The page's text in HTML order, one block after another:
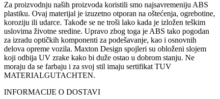
Za proizvodnju naših proizvoda koristili smo najsavremeniju ABS
plastiku. Ovaj materijal je izuzetno otporan na oštećenja, ogrebotine,
koroziju ili udarce. Takođe se ne troši lako kada je izložen teškim
uslovima životne sredine. Upravo zbog toga je ABS tako pogodan
za izradu optičkih komponenti za podešavanje, kao i osnovnih
delova opreme vozila. Maxton Design spojleri su obloženi slojem
koji odbija UV zrake kako bi duže ostao u dobrom stanju. Ne
moraju da se farbaju i za svoj stil imaju sertifikat TUV
MATERIALGUTACHTEN.
INFORMACIJE O DOSTAVI